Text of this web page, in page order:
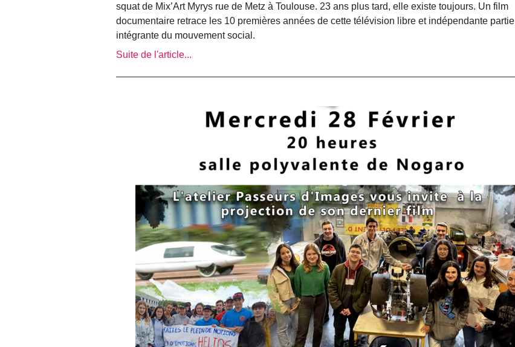
squat de Mix’Art Myrys rue de Metz à Toulouse. 23 ans plus tard, elle existe toujours. Un film
documentaire retrace les 10 premières années de cette télévision libre et indépendante partie
intégrante du mouvement social.
Suite de l'article...